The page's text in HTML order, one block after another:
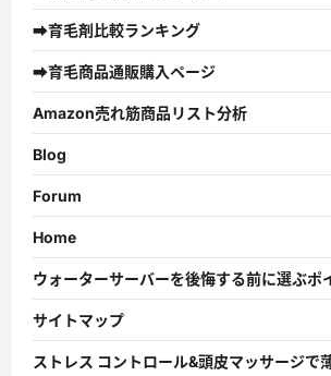
➡育毛剤比較ランキング
➡育毛商品通販購入ページ
Amazon売れ筋商品リスト分析
Blog
Forum
Home
ウォーターサーバーを後悔する前に選ぶポ
サイトマップ
ストレス コントロール&頭皮マッサージで